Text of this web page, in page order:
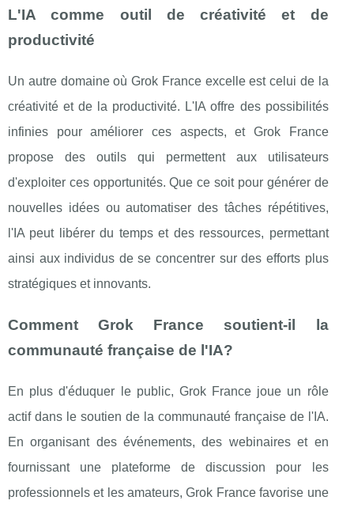
L'IA comme outil de créativité et de
productivité
Un autre domaine où Grok France excelle est celui de la
créativité et de la productivité. L'IA offre des possibilités
infinies pour améliorer ces aspects, et Grok France
propose des outils qui permettent aux utilisateurs
d'exploiter ces opportunités. Que ce soit pour générer de
nouvelles idées ou automatiser des tâches répétitives,
l'IA peut libérer du temps et des ressources, permettant
ainsi aux individus de se concentrer sur des efforts plus
stratégiques et innovants.
Comment Grok France soutient-il la
communauté française de l'IA?
En plus d'éduquer le public, Grok France joue un rôle
actif dans le soutien de la communauté française de l'IA.
En organisant des événements, des webinaires et en
fournissant une plateforme de discussion pour les
professionnels et les amateurs, Grok France favorise une